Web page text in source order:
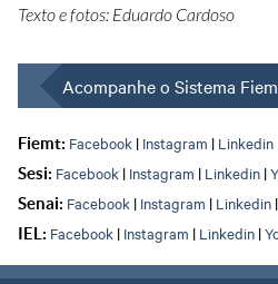
Texto e fotos: Eduardo Cardoso
Acompanhe o Sistema
Fiemt: Facebook | Instagram | Linkedin
Sesi: Facebook | Instagram | Linkedin |
Senai: Facebook | Instagram | Linkedin |
IEL: Facebook | Instagram | Linkedin |